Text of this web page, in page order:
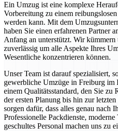
Ein Umzug ist eine komplexe
Vorbereitung zu einem
werden kann. Mit dem
haben Sie einen erfahrenen Partner
Anfang an unterstützt. Wir kümmern
zuverlässig um alle Aspekte Ihres
Wesentliche konzentrieren können.
Unser Team ist darauf spezialisiert,
gewerbliche Umzüge in Freiburg im
einem Qualitätsstandard, den Sie zu
der ersten Planung bis hin zur
sorgen dafür, dass alles genau nach
Professionelle Packdienste,
geschultes Personal machen uns zu